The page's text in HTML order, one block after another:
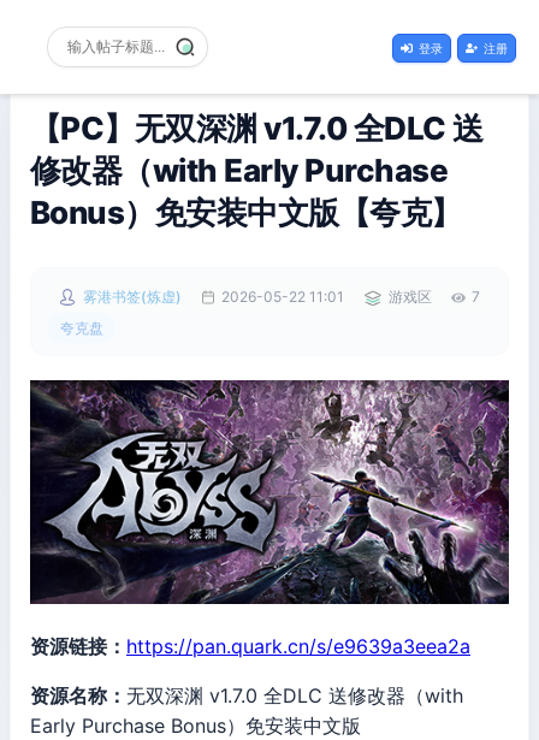
登录 注册
【PC】无双深渊 v1.7.0 全DLC 送
修改器（with Early Purchase
Bonus）免安装中文版【夸克】
雾港书签(炼虚) 2026-05-22 11:01 游戏区
7
夸克盘
资源链接： https://pan.quark.cn/s/e9639a3eea2a
资源名称： 无双深渊 v1.7.0 全DLC 送修改器（with
Early Purchase Bonus）免安装中文版